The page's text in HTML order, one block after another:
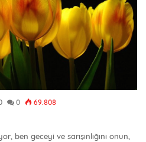
0 69.808
ben geceyi ve sarışınlığını onun,